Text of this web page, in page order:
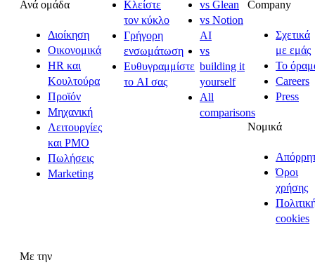
Ανά ομάδα
Διοίκηση
Οικονομικά
HR και
Κουλτούρα
Προϊόν
Μηχανική
Λειτουργίες
και PMO
Πωλήσεις
Marketing
Κλείστε
τον κύκλο
Γρήγορη
ενσωμάτωση
Ευθυγραμμίστε
το AI σας
vs Glean
vs Notion
AI
vs
building it
yourself
All
comparisons
Company
Σχετικά
με εμάς
Το
Careers
Press
Νομικά
Όροι
χρήσης
cookies
Με την